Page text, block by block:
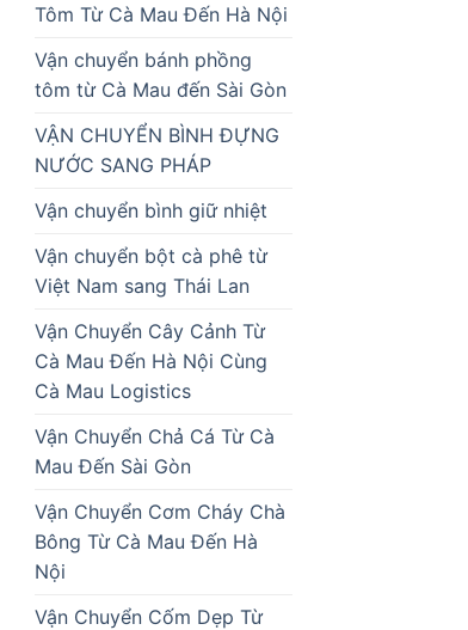
Tôm Từ Cà Mau Đến Hà Nội
Vận chuyển bánh phồng
tôm từ Cà Mau đến Sài Gòn
VẬN CHUYỂN BÌNH ĐỰNG
NƯỚC SANG PHÁP
Vận chuyển bình giữ nhiệt
Vận chuyển bột cà phê từ
Việt Nam sang Thái Lan
Vận Chuyển Cây Cảnh Từ
Cà Mau Đến Hà Nội Cùng
Cà Mau Logistics
Vận Chuyển Chả Cá Từ Cà
Mau Đến Sài Gòn
Vận Chuyển Cơm Cháy Chà
Bông Từ Cà Mau Đến Hà
Nội
Vận Chuyển Cốm Dẹp Từ